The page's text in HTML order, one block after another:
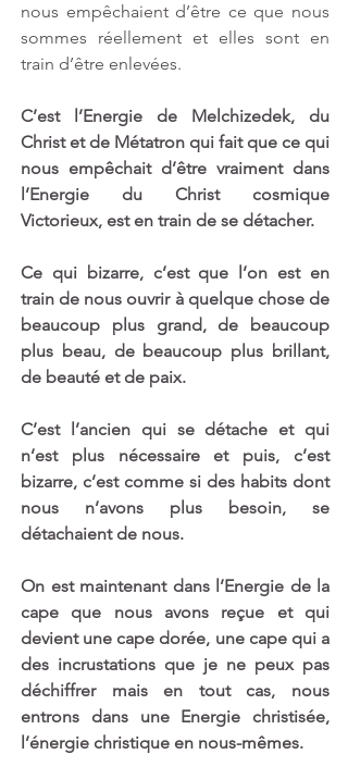
nous empêchaient d’être ce que nous
sommes réellement et elles sont en
train d’être enlevées.
C’est l’Energie de Melchizedek, du
Christ et de Métatron qui fait que ce qui
nous empêchait d’être vraiment dans
l’Energie du Christ cosmique
Victorieux, est en train de se détacher.
Ce qui bizarre, c’est que l’on est en
train de nous ouvrir à quelque chose de
beaucoup plus grand, de beaucoup
plus beau, de beaucoup plus brillant,
de beauté et de paix.
C’est l’ancien qui se détache et qui
n’est plus nécessaire et puis, c’est
bizarre, c’est comme si des habits dont
nous n’avons plus besoin, se
détachaient de nous.
On est maintenant dans l’Energie de la
cape que nous avons reçue et qui
devient une cape dorée, une cape qui a
des incrustations que je ne peux pas
déchiffrer mais en tout cas, nous
entrons dans une Energie christisée,
l’énergie christique en nous-mêmes.